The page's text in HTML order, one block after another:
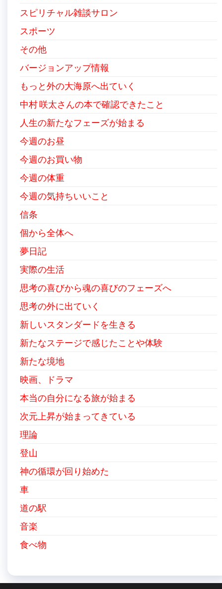
スピリチャル雑談サロン
スポーツ
その他
バージョンアップ情報
もっと外の大海原へ出ていく
中村 咲太さんの本で確認できたこと
人生の新たなフェーズが始まる
今週のお昼
今週のお買い物
今週の体重
今週の気持ちいいこと
信条
個から全体へ
夢日記
実際の生活
思考の喜びから魂の喜びのフェーズへ
思考の外に出ていく
新しいスタンダードを生きる
新たなステージで感じたことや体験
新たな境地
映画、ドラマ
本当の自分になる旅が始まる
次元上昇が始まってきている
理論
登山
神の循環が回り始めた
車
道の駅
音楽
食べ物